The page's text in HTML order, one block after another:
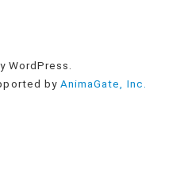
WordPress.
by AnimaGate, Inc.